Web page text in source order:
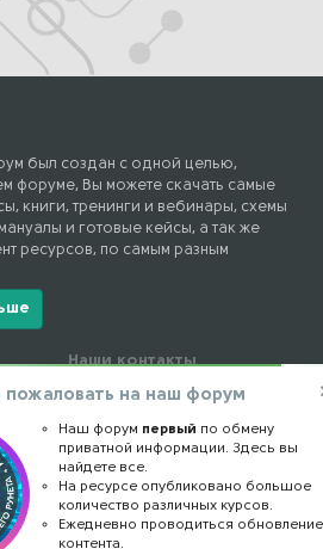
был создан с одной целью,
форуме, Вы можете скачать самые
книги, тренинги и вебинары, схемы
и готовые кейсы, а так же
ресурсов, по самым разным
Наши контакты
Обратная связь
Конфиденциальность
Правообладателям
на наш форум
Наш форум первый по обмену
приватной информации. Здесь вы
найдете все.
На ресурсе опубликовано большое
количество различных курсов.
Ежедневно проводиться обновление
контента.